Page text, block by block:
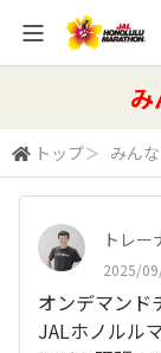
トップ＞ みん
トレ
2025/
オンデマンド
JALホノルル